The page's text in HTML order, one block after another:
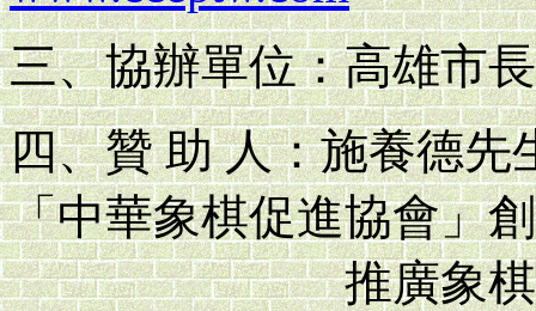
三、協辦單位：高雄市
四、贊 助 人：施養德先
「中華象棋促進協會」
推廣象棋不遺餘